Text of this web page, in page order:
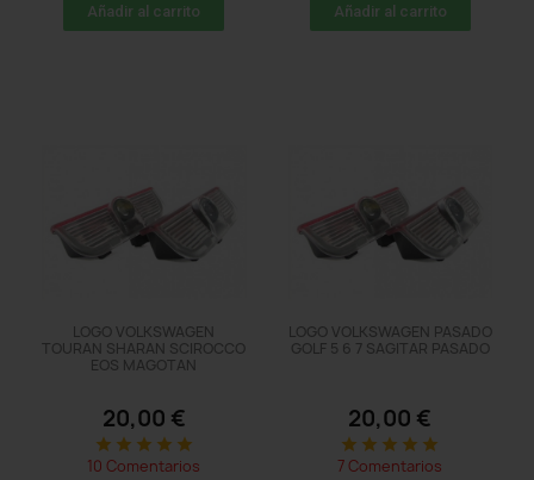
Añadir al carrito Añadir al carrito
LOGO VOLKSWAGEN
TOURAN SHARAN SCIROCCO
EOS MAGOTAN
20,00 €
star star star star star
10 Comentarios
LOGO VOLKSWAGEN PASADO
GOLF 5 6 7 SAGITAR PASADO
20,00 €
star star star star star
7 Comentarios